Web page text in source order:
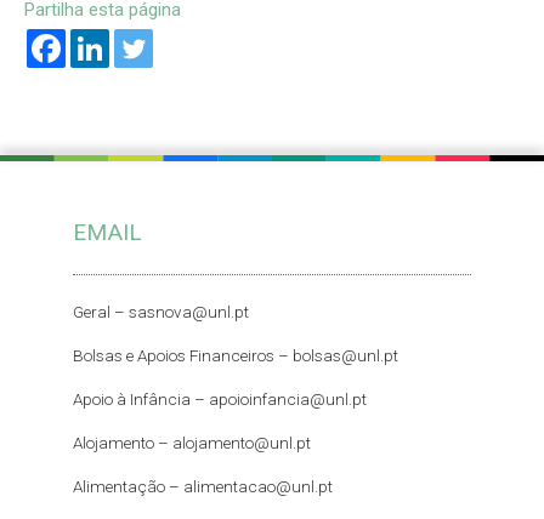
Partilha esta página
EMAIL
Geral – sasnova@unl.pt
Bolsas e Apoios Financeiros – bolsas@unl.pt
Apoio à Infância – apoioinfancia@unl.pt
Alojamento – alojamento@unl.pt
Alimentação – alimentacao@unl.pt